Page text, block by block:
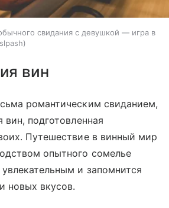
свидания с девушкой — игра в
вин
романтическим свиданием,
вин, подготовленная
Путешествие в винный мир
опытного сомелье
и запомнится
новых вкусов.